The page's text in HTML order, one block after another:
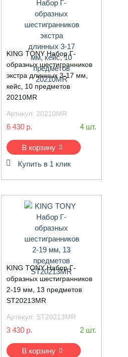
KING TONY Набор Г-
образных шестигранников
экстра длинных 3-17 мм,
кейс, 10 предметов
20210MR
Артикул: 20210MR
6 430 р. 4 шт.
В корзину
Купить в 1 клик
KING TONY Набор Г-
образных шестигранников
2-19 мм, 13 предметов
ST20213MR
Артикул: ST20213MR
3 430 р. 2 шт.
В корзину